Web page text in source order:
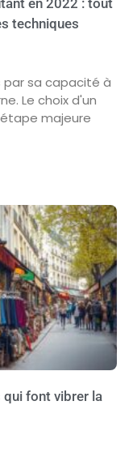
techniques
sa capacité à
Le choix d'un
majeure
font vibrer la